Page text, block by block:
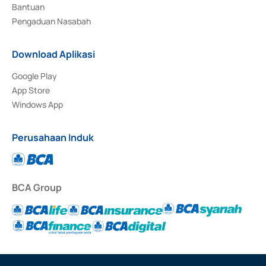
Bantuan
Pengaduan Nasabah
Download Aplikasi
Google Play
App Store
Windows App
Perusahaan Induk
BCA Group